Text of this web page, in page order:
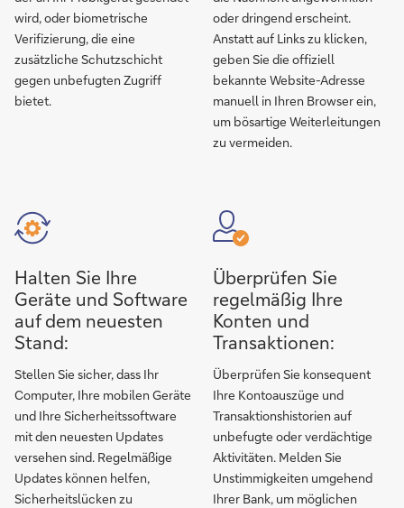
wird, oder biometrische
Verifizierung, die eine
zusätzliche Schutzschicht
gegen unbefugten Zugriff
bietet.
oder dringend erscheint.
Anstatt auf Links zu klicken,
geben Sie die offiziell
bekannte Website-Adresse
manuell in Ihren Browser ein,
um bösartige Weiterleitungen
zu vermeiden.
Halten Sie Ihre
Geräte und Software
auf dem neuesten
Stand:
Stellen Sie sicher, dass Ihr
Computer, Ihre mobilen Geräte
und Ihre Sicherheitssoftware
mit den neuesten Updates
versehen sind. Regelmäßige
Updates können helfen,
Sicherheitslücken zu
Überprüfen Sie
regelmäßig Ihre
Konten und
Transaktionen:
Überprüfen Sie konsequent
Ihre Kontoauszüge und
Transaktionshistorien auf
unbefugte oder verdächtige
Aktivitäten. Melden Sie
Unstimmigkeiten umgehend
Ihrer Bank, um möglichen